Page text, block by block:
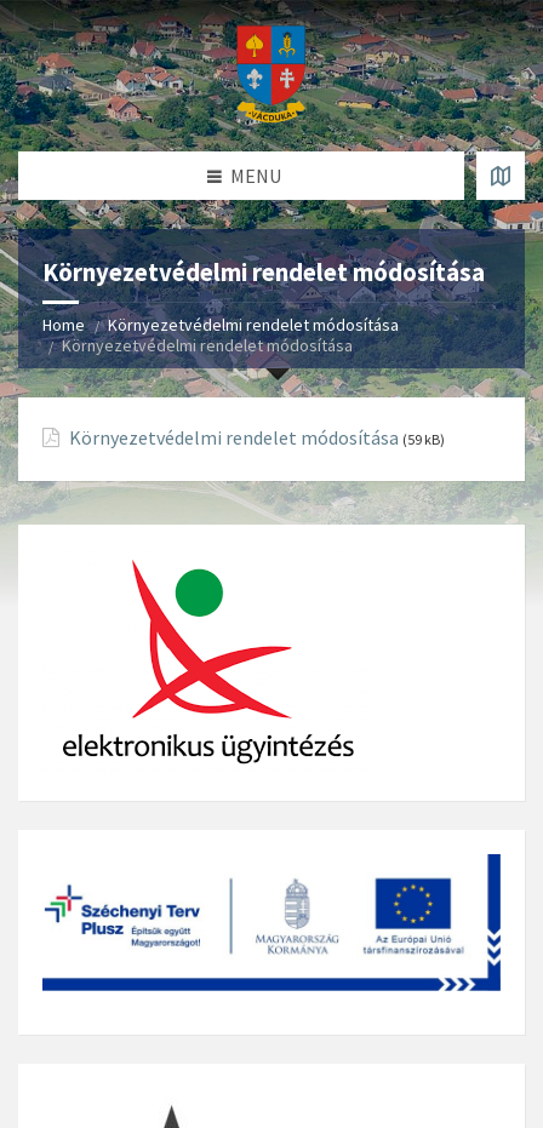
MENU
Környezetvédelmi rendelet módosítása
Home
Környezetvédelmi rendelet módosítása
Környezetvédelmi rendelet módosítása
Környezetvédelmi rendelet módosítása (59 kB)